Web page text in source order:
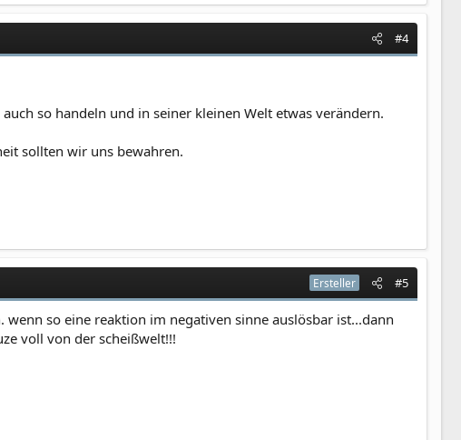
#4
so handeln und in seiner kleinen Welt etwas verändern.
sollten wir uns bewahren.
Ersteller #5
so eine reaktion im negativen sinne auslösbar ist...dann
voll von der scheißwelt!!!